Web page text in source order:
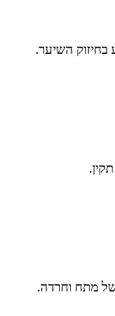
של מתח וחרדה.